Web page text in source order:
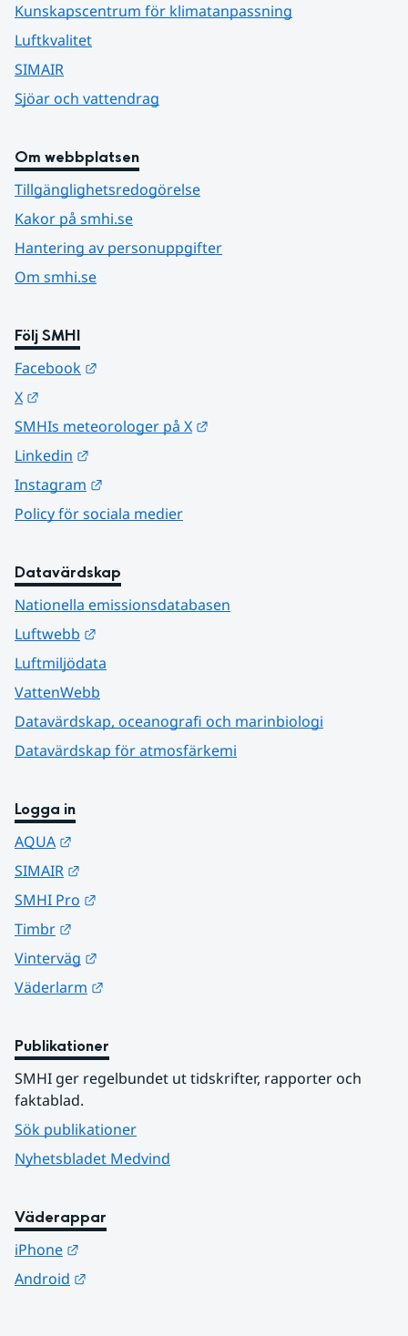
Kunskapscentrum för klimatanpassning
Luftkvalitet
SIMAIR
Sjöar och vattendrag
Om webbplatsen
Tillgänglighetsredogörelse
Kakor på smhi.se
Hantering av personuppgifter
Om smhi.se
Följ SMHI
Facebook
X
SMHIs meteorologer på X
Linkedin
Instagram
Policy för sociala medier
Datavärdskap
Nationella emissionsdatabasen
Luftwebb
Luftmiljödata
VattenWebb
Datavärdskap, oceanografi och marinbiologi
Datavärdskap för atmosfärkemi
Logga in
AQUA
SIMAIR
SMHI Pro
Timbr
Vinterväg
Väderlarm
Publikationer
SMHI ger regelbundet ut tidskrifter, rapporter och
faktablad.
Sök publikationer
Nyhetsbladet Medvind
Väderappar
iPhone
Android